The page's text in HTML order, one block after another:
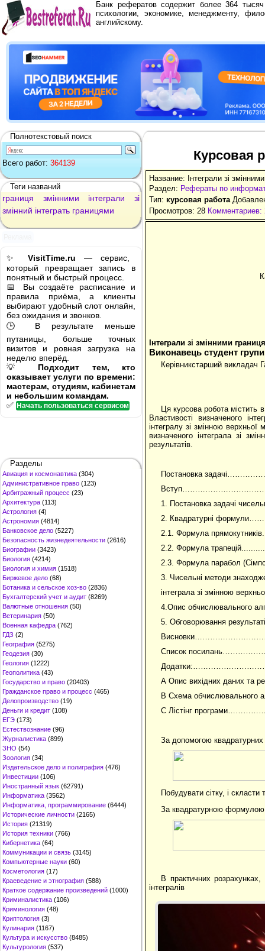
Банк рефератов содержит более 364
психологии, экономике, менеджменту,
английскому.
Полнотекстовый поиск
Всего работ: 364139
Теги названий
границя змінними інтеграли
зі
змінний інтеграть границями
✨ VisitTime.ru — сервис,
который превращает запись в
понятный и быстрый процесс.
📅 Вы создаёте расписание и
правила приёма, а клиенты
выбирают удобный слот онлайн,
без ожидания и звонков.
🕒 В результате меньше
путаницы, больше точных
визитов и ровная загрузка на
неделю вперёд.
💡 Подходит тем, кто
оказывает услуги по времени:
мастерам, студиям, кабинетам
и небольшим командам.
✅ Начать пользоваться сервисом
Разделы
Авиация и космонавтика (304)
Административное право (123)
Арбитражный процесс (23)
Архитектура (113)
Астрология (4)
Астрономия (4814)
Банковское дело (5227)
Безопасность жизнедеятельности (2616)
Биографии (3423)
Биология (4214)
Биология и химия (1518)
Биржевое дело (68)
Ботаника и сельское хоз-во (2836)
Бухгалтерский учет и аудит (8269)
Валютные отношения (50)
Ветеринария (50)
Военная кафедра (762)
ГДЗ (2)
География (5275)
Геодезия (30)
Геология (1222)
Геополитика (43)
Государство и право (20403)
Гражданское право и процесс (465)
Делопроизводство (19)
Деньги и кредит (108)
ЕГЭ (173)
Естествознание (96)
Журналистика (899)
ЗНО (54)
Зоология (34)
Издательское дело и полиграфия (476)
Инвестиции (106)
Иностранный язык (62791)
Информатика (3562)
Информатика, программирование (6444)
Исторические личности (2165)
История (21319)
История техники (766)
Кибернетика (64)
Коммуникации и связь (3145)
Компьютерные науки (60)
Косметология (17)
Краеведение и этнография (588)
Краткое содержание произведений (1000)
Криминалистика (106)
Криминология (48)
Криптология (3)
Кулинария (1167)
Культура и искусство (8485)
Культурология (537)
Курсовая
Название: Інтеграли зі
Раздел: Рефераты по
Тип: курсовая работа
Просмотров: 28 Комментариев:
Інтеграли зі змінними
Виконавець студент
Керівникстарший викладач
Ця курсова робота мiстить
Властивості визначеного
інтегралу зі змінною
визначеного інтеграла зі
результатiв.
Постановка
1. Постановка задачі
2. Квадратурні
2.1. Формула
2.2. Формула
2.3. Формула парабол
3. Чисельні методи
інтеграла зі змінною
4.Опис
5. Обговорювання
Список
А Опис вихiдних даних та
В Схема
С Лiстiнг
За допомогою квадратурних
Побудувати сітку, і скласти
За квадратурною формулою
В практичних
інтегралів